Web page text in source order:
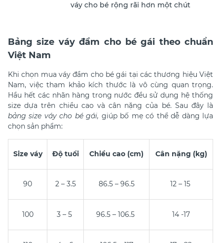
váy cho bé rộng rãi hơn một chút
Bảng size váy đầm cho bé gái theo chuẩn
Việt Nam
Khi chọn mua váy đầm cho bé gái tại các thương hiệu Việt
Nam, việc tham khảo kích thước là vô cùng quan trọng.
Hầu hết các nhãn hàng trong nước đều sử dụng hệ thống
size dựa trên chiều cao và cân nặng của bé. Sau đây là
bảng size váy cho bé gái, giúp bố mẹ có thể dễ dàng lựa
chọn sản phẩm:
Size váy Độ tuổi Chiều cao (cm) Cân nặng (kg)
90 2 – 3.5 86.5 – 96.5 12 – 15
100 3 – 5 96.5 – 106.5 14 -17